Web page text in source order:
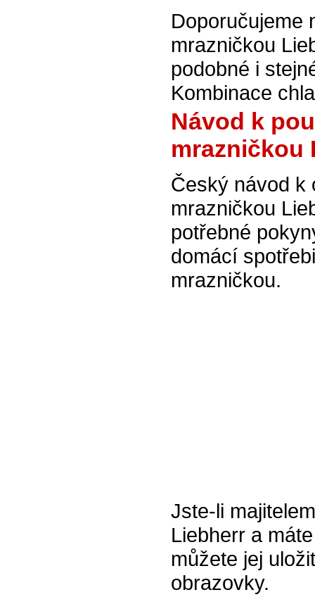
Doporučujeme
mrazničkou
podobné i
Kombinace
Návod k
mrazničkou
Český návod k
mrazničkou
potřebné
domácí
mrazničkou.
Jste-li
Liebherr a
můžete jej
obrazovky.